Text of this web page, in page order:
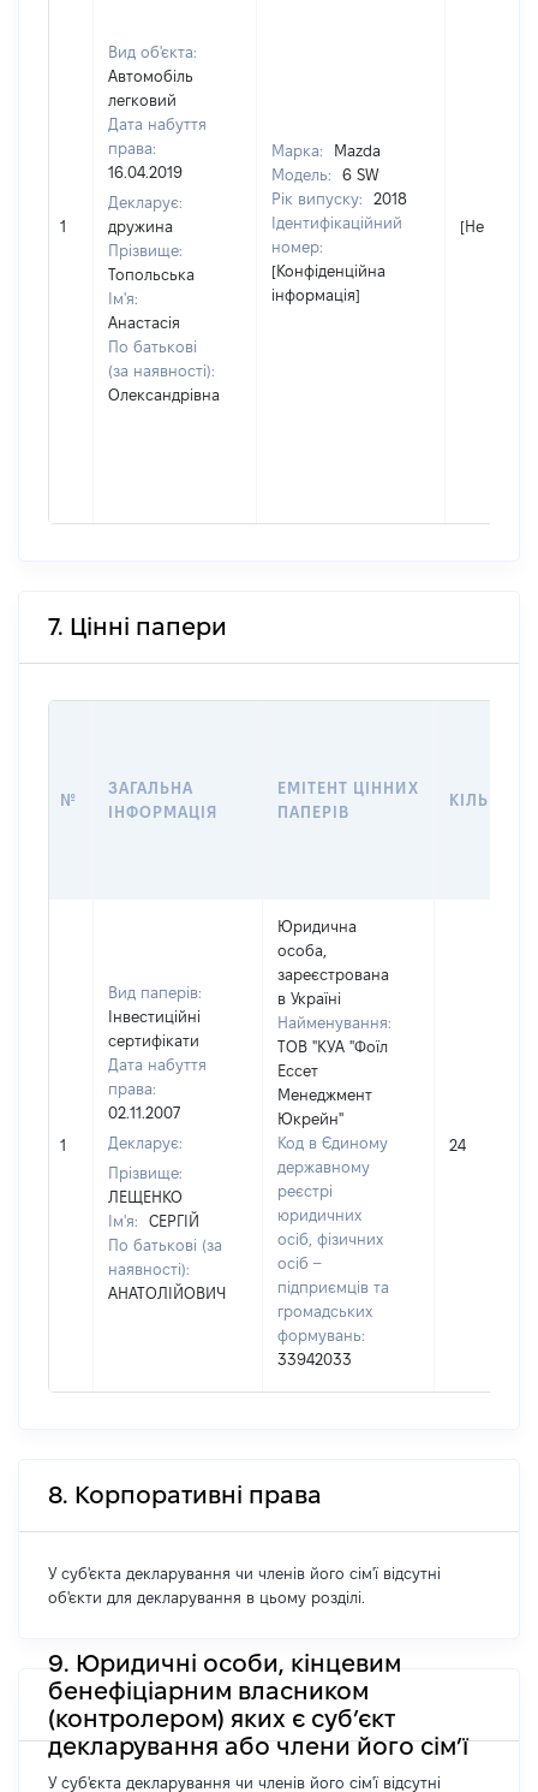
1
Вид об'єкта:
Автомобіль
легковий
Дата набуття
права:
16.04.2019
Декларує:
дружина
Прізвище:
Топольська
Ім'я:
Анастасія
По батькові
(за наявності):
Олександрівна
Марка:
Mazda
Модель:
6 SW
Рік випуску:
2018
Ідентифікаційний
номер:
[Конфіденційна
інформація]
[Не
7. Цінні папери
№
ЗАГАЛЬНА
ІНФОРМАЦІЯ
ЕМІТЕНТ ЦІННИХ
ПАПЕРІВ
КІЛЬКІСТЬ
1
Вид паперів:
Інвестиційні
сертифікати
Дата набуття
права:
02.11.2007
Декларує:
Прізвище:
ЛЕЩЕНКО
Ім'я:
СЕРГІЙ
По батькові (за
наявності):
АНАТОЛІЙОВИЧ
Юридична
особа,
зареєстрована
в Україні
Найменування:
ТОВ "КУА "Фоїл
Ессет
Менеджмент
Юкрейн"
Код в Єдиному
державному
реєстрі
юридичних
осіб, фізичних
осіб –
підприємців та
громадських
формувань:
33942033
24
8. Корпоративні права
У суб'єкта декларування чи членів його сім'ї відсутні
об'єкти для декларування в цьому розділі.
9. Юридичні особи, кінцевим
бенефіціарним власником
(контролером) яких є суб’єкт
декларування або члени його сім’ї
У суб'єкта декларування чи членів його сім'ї відсутні